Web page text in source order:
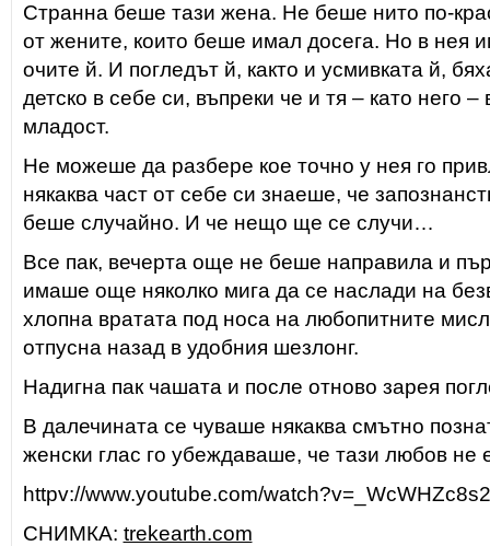
Странна беше тази жена. Не беше нито по-
от жените, които беше имал досега. Но в
очите й. И погледът й, както и усмивката й,
детско в себе си, въпреки че и тя – като него
младост.
Не можеше да разбере кое точно у нея го
някаква част от себе си знаеше, че
беше случайно. И че нещо ще се случи…
Все пак, вечерта още не беше направила и
имаше още няколко мига да се наслади на
хлопна вратата под носа на любопитните
отпусна назад в удобния шезлонг.
Надигна пак чашата и после отново зарея
В далечината се чуваше някаква смътно
женски глас го убеждаваше, че тази любов не
httpv://www.youtube.com/
СНИМКА: trekearth.com